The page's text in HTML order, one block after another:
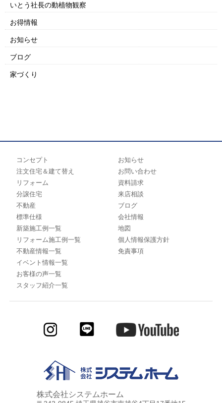
いとう社長の動植物観察
お得情報
お知らせ
ブログ
家づくり
コンセプト
注文住宅＆建て替え
リフォーム
分譲住宅
不動産
標準仕様
新築施工例一覧
リフォーム施工例一覧
不動産情報一覧
イベント情報一覧
お客様の声一覧
スタッフ紹介一覧
お知らせ
お問い合わせ
資料請求
来店相談
ブログ
会社情報
地図
個人情報保護方針
免責事項
株式会社システムホーム